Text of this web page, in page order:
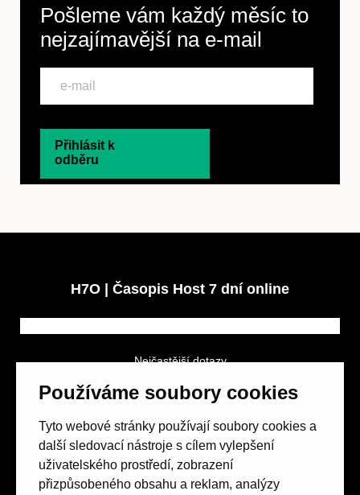
Používáme soubory cookies
Tyto webové stránky používají soubory cookies a
další sledovací nástroje s cílem vylepšení
uživatelského prostředí, zobrazení
přizpůsobeného obsahu a reklam, analýzy
Pošleme vám každý měsíc to
nejzajímavější na e-mail
Přihlásit k
odběru
H7O | Časopis Host 7 dní online
Nejčastější dotazy
Obchodní podmínky